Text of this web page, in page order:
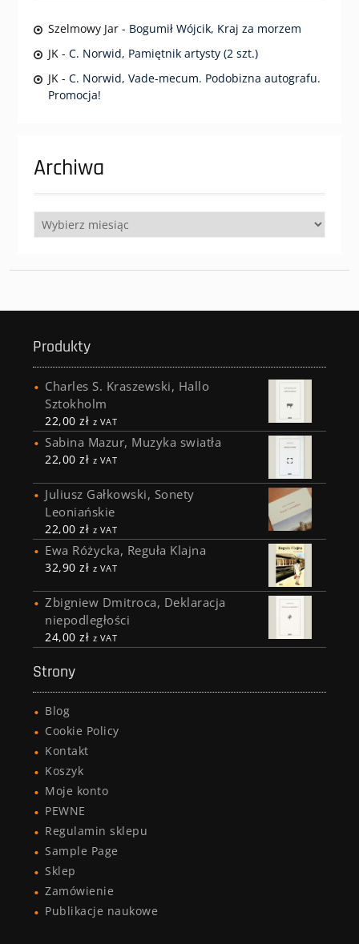
Szelmowy Jar- Bogumił Wójcik, Kraj za morzem
JK- C. Norwid, Pamiętnik artysty (2 szt.)
JK- C. Norwid, Vade-mecum. Podobizna autografu.
Promocja!
Archiwa
Archiwa
Produkty
Charles S. Kraszewski, Hallo
Sztokholm
22,00zł z VAT
Sabina Mazur, Muzyka swiatła
22,00zł z VAT
Juliusz Gałkowski, Sonety
Leoniańskie
22,00zł z VAT
Ewa Różycka, Reguła Klajna
32,90zł z VAT
Zbigniew Dmitroca, Deklaracja
niepodległości
24,00zł z VAT
Strony
Blog
Cookie Policy
Kontakt
Koszyk
Moje konto
PEWNE
Regulamin sklepu
Sample Page
Sklep
Zamówienie
Publikacje naukowe